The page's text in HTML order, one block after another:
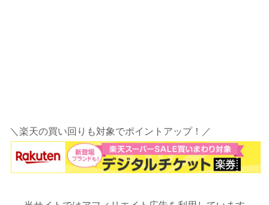
＼楽天の買い回りも対象でポイントアップ！／